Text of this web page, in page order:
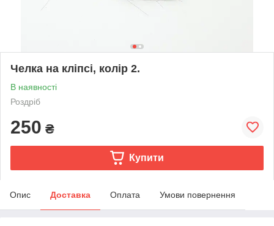
Челка на кліпсі, колір 2.
В наявності
Роздріб
250 ₴
Купити
Опис Доставка Оплата Умови повернення